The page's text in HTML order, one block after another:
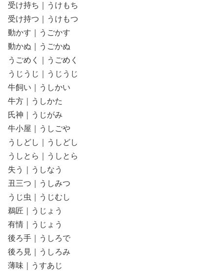
受け持ち｜うけもち
受け持つ｜うけもつ
動かす｜うごかす
動かぬ｜うごかぬ
うごめく｜うごめく
うじうじ｜うじうじ
牛飼い｜うしかい
牛方｜うしかた
氏神｜うじがみ
牛小屋｜うしごや
うしどし｜うしどし
うしとら｜うしとら
失う｜うしなう
丑三つ｜うしみつ
うじ虫｜うじむし
鵜匠｜うじょう
有情｜うじょう
後ろ手｜うしろで
後ろ見｜うしろみ
薄味｜うすあじ